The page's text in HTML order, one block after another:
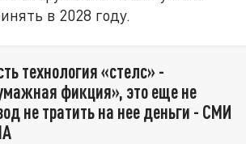
в 2028 году.
технология «стелс» -
фикция», это еще не
не тратить на нее деньги - СМИ